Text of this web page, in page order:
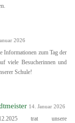
2026
Informationen zum Tag der
viele Besucherinnen und
Schule!
14. Januar 2026
trat unsere